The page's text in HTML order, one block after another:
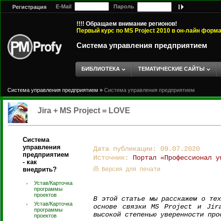
Регистрация E-Mail Пароль
!!!! Обращаем внимание регионов!
Первый курс по MS Project 2010 в он-лайн
Система управления предприятием
БИБЛИОТЕКА ТЕМАТИЧЕСКИЕ САЙТЫ
Система управления предприятием » Система управления предприятием
Jira + MS Project = LOVE
Система
управления
предприятием
- как
внедрить?
Устав/Карточка
программы
проектов
Устав/Карточка
программы
проектов
Дата публикации: 09.07.2020
Источник: Портал «Профессионал
Версия для печати
В этой статье мы расскажем о
основе связки MS Project и
высокой степенью уверенности